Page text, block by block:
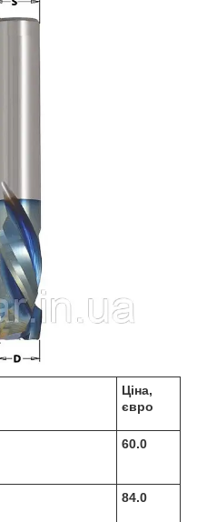
Ціна,
євро
60.0
84.0